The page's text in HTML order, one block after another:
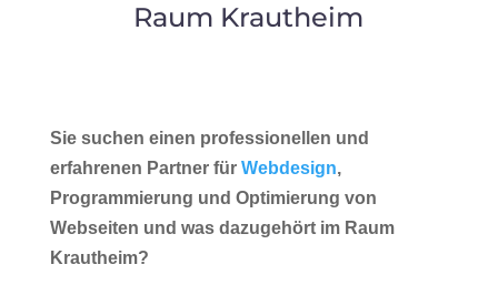
Raum Krautheim
Sie suchen einen professionellen und
erfahrenen Partner für Webdesign,
Programmierung und Optimierung von
Webseiten und was dazugehört im Raum
Krautheim?